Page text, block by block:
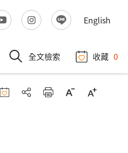
English
全文檢索 收藏 0